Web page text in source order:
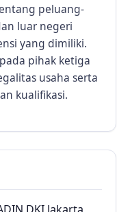
peluang-
luar negeri
yang dimiliki.
pihak ketiga
usaha serta
kualifikasi.